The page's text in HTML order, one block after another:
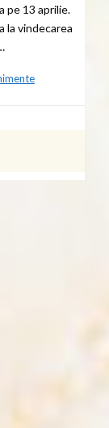
pe 13 aprilie.
la vindecarea